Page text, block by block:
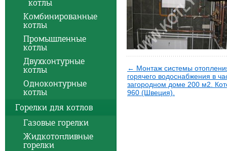
← Монтаж системы
горячего водоснабжения в
загородном доме 200 м2.
960 (Швеция).
котлы
Комбинированные
котлы
Промышленные
котлы
Двухконтурные
котлы
Одноконтурные
котлы
Горелки для котлов
Газовые горелки
Жидкотопливные
горелки